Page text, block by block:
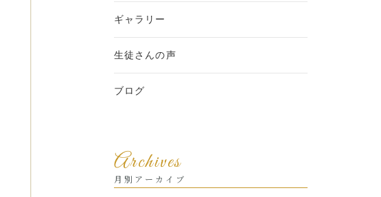
ギャラリー
生徒さんの声
ブログ
Archives
月別アーカイブ